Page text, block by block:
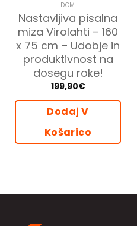
DOM
Nastavljiva pisalna
miza Virolahti – 160
x 75 cm – Udobje in
produktivnost na
dosegu roke!
199,90€
Dodaj V
Košarico